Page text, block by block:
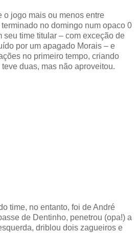
o jogo mais ou menos entre
no domingo num opaco 0
seu time titular – com exceção de
por um apagado Morais – e
no primeiro tempo, criando
duas, mas não aproveitou.
time, no entanto, foi de André
de Dentinho, penetrou (opa!) a
driblou dois zagueiros e